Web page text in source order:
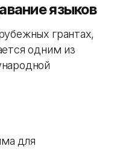
языков
грантах,
одним из
для